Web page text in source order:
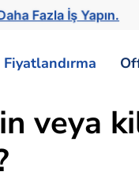
Fazla İş Yapın.
Fiyatlandırma
veya